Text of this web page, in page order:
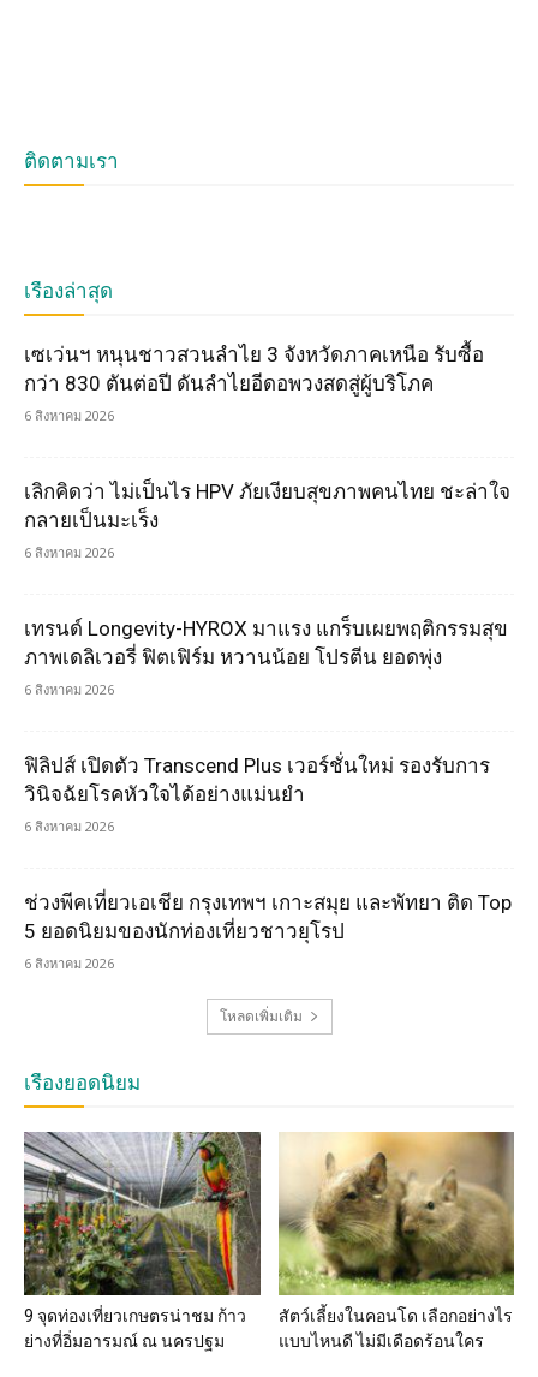
ติดตามเรา
เรื่องล่าสุด
เซเว่นฯ หนุนชาวสวนลำไย 3 จังหวัดภาคเหนือ รับซื้อ
กว่า 830 ตันต่อปี ดันลำไยอีดอพวงสดสู่ผู้บริโภค
6 สิงหาคม 2026
เลิกคิดว่า ไม่เป็นไร HPV ภัยเงียบสุขภาพคนไทย ชะล่าใจ
กลายเป็นมะเร็ง
6 สิงหาคม 2026
เทรนด์ Longevity-HYROX มาแรง แกร็บเผยพฤติกรรมสุข
ภาพเดลิเวอรี่ ฟิตเฟิร์ม หวานน้อย โปรตีน ยอดพุ่ง
6 สิงหาคม 2026
ฟิลิปส์ เปิดตัว Transcend Plus เวอร์ชั่นใหม่ รองรับการ
วินิจฉัยโรคหัวใจได้อย่างแม่นยำ
6 สิงหาคม 2026
ช่วงพีคเที่ยวเอเชีย กรุงเทพฯ เกาะสมุย และพัทยา ติด Top
5 ยอดนิยมของนักท่องเที่ยวชาวยุโรป
6 สิงหาคม 2026
โหลดเพิ่มเติม
เรื่องยอดนิยม
9 จุดท่องเที่ยวเกษตรน่าชม ก้าว
ย่างที่อิ่มอารมณ์ ณ นครปฐม
สัตว์เลี้ยงในคอนโด เลือกอย่างไร
แบบไหนดี ไม่มีเดือดร้อนใคร